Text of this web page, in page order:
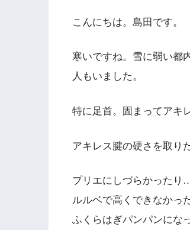
こんにちは。島田です。
寒いですね。雪に弱い都
人もいました。
特に足首。固まってアキ
アキレス腱の硬さを取り
プリエにしづらかったり
ルルベで高くできなかっ
ふくらはぎパンパンにな